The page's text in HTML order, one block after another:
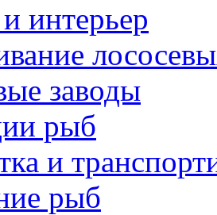
интерьер
заводы
рыб
и
рыб